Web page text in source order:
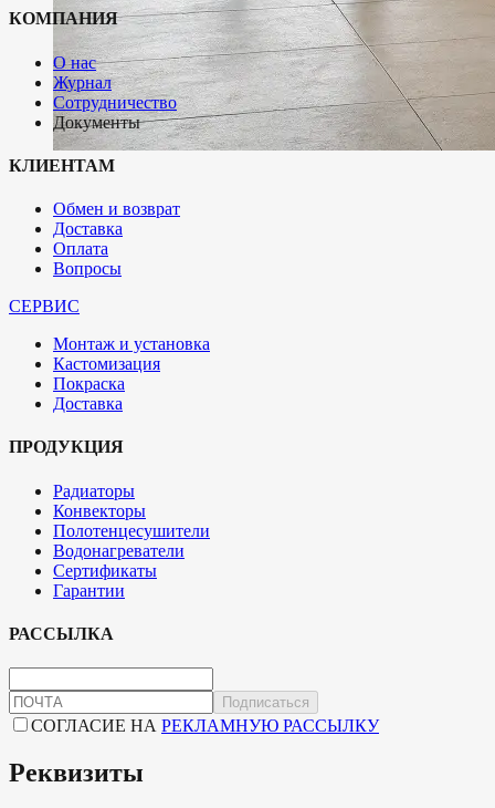
КОМПАНИЯ
О нас
Журнал
Сотрудничество
Документы
КЛИЕНТАМ
Обмен и возврат
Доставка
Оплата
Вопросы
СЕРВИС
Монтаж и установка
Кастомизация
Покраска
Доставка
ПРОДУКЦИЯ
Радиаторы
Конвекторы
Полотенцесушители
Водонагреватели
Сертификаты
Гарантии
РАССЫЛКА
Подписаться
СОГЛАСИЕ НА РЕКЛАМНУЮ РАССЫЛКУ
Реквизиты